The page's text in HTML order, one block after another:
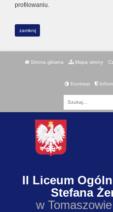
profilowaniu.
zamknij
Strona główna Mapa strony
Kontrast
II Liceum
Stefana
w